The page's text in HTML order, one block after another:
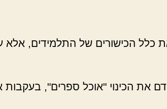
כלל הכישורים של התלמידים,
את הכינוי "אוכל ספרים",